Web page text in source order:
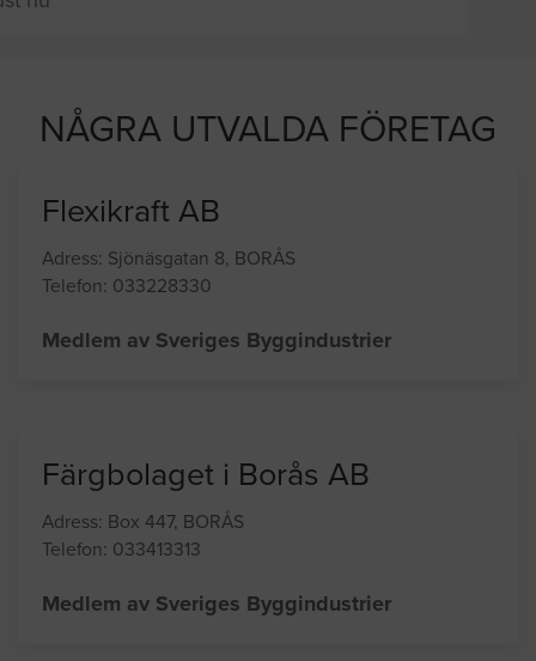
NÅGRA UTVALDA FÖRETAG
Flexikraft AB
Adress: Sjönäsgatan 8, BORÅS
Telefon: 033228330
Medlem av Sveriges Byggindustrier
Färgbolaget i Borås AB
Adress: Box 447, BORÅS
Telefon: 033413313
Medlem av Sveriges Byggindustrier